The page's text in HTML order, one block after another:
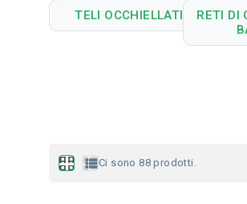
TELI OCCHIELLATI
RETI DI
apps view_listCi sono 88 prodotti.